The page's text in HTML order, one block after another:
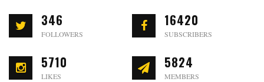
346
FOLLOWERS
16420
SUBSCRIBERS
5710
LIKES
5824
MEMBERS